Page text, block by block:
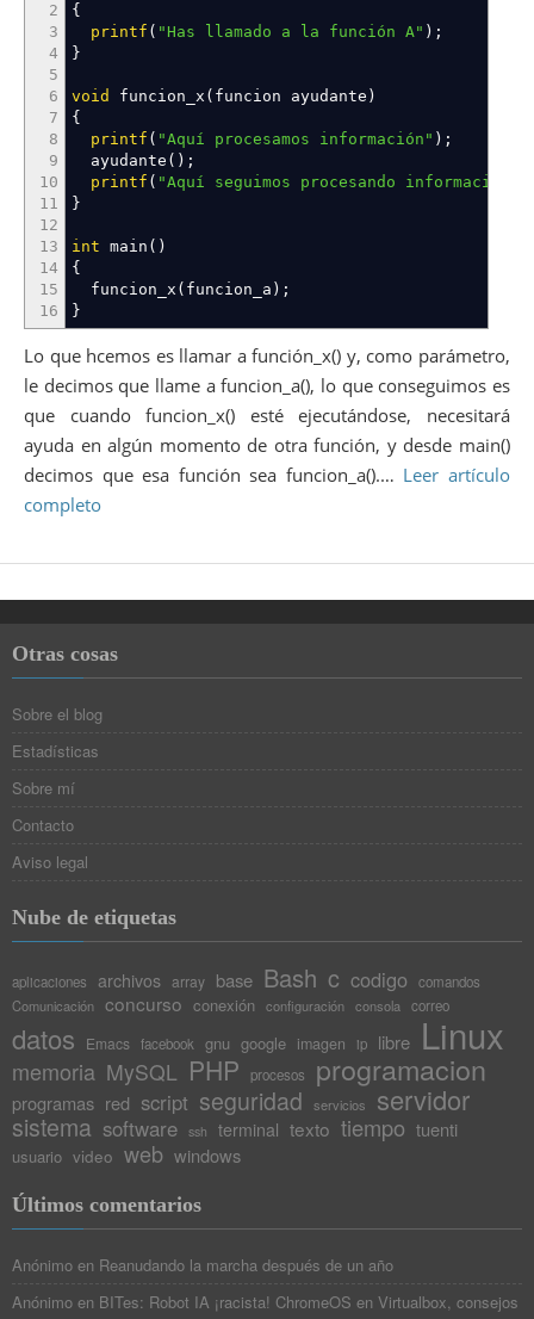
2
3
4
5
6
7
8
9
10
11
12
13
14
15
16
{
printf ( "Has llamado a la función A" ) ;
}
void funcion_x ( funcion ayudante )
{
printf ( "Aquí procesamos información" ) ;
ayudante ( ) ;
printf ( "Aquí seguimos procesando información"
}
int main ( )
{
funcion_x ( funcion_a ) ;
}
Lo que hcemos es llamar a función_x() y, como parámetro,
le decimos que llame a funcion_a(), lo que conseguimos es
que cuando funcion_x() esté ejecutándose, necesitará
ayuda en algún momento de otra función, y desde main()
decimos que esa función sea funcion_a().… Leer artículo
completo
Otras cosas
Sobre el blog
Estadísticas
Sobre mí
Contacto
Aviso legal
Nube de etiquetas
aplicaciones archivos array base Bash c codigo
comandos
Comunicación concurso conexión configuración consola correo
datos Emacs facebook gnu google imagen ip libre Linux
memoria MySQL PHP procesos programacion
programas red script seguridad servicios servidor
sistema software ssh terminal texto tiempo tuenti
usuario video web windows
Últimos comentarios
Anónimo en Reanudando la marcha después de un año
Anónimo en BITes: Robot IA ¡racista! ChromeOS en Virtualbox, consejos